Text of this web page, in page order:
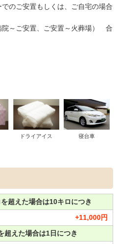
のご安置もしくは、ご自宅の場合
院～ご安置、ご安置～火葬場） 合
ドライアイス 寝台車
超えた場合は10キロにつき
+11,000円
超えた場合は1日につき